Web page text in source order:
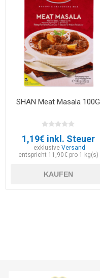
SHAN Meat Masala 100G
1,19€ inkl. Steuer
exklusiveVersand
entspricht 11,90€ pro 1 kg(s)
KAUFEN